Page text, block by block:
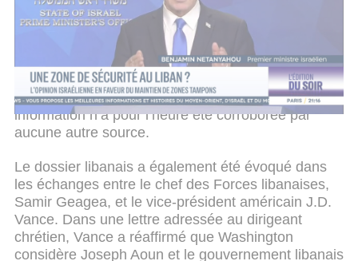
Parallèlement, la chaîne libanaise Al-Jadeed a
affirmé que les pourparlers entre Jérusalem et
Beyrouth pourraient également aborder la question
du retour de la dépouille du navigateur israélien
disparu Ron Arad, dans le cadre d’un éventuel
échange avec des détenus libanais. Cette
information n’a pour l’heure été corroborée par
aucune autre source.
Le dossier libanais a également été évoqué dans
les échanges entre le chef des Forces libanaises,
Samir Geagea, et le vice-président américain J.D.
Vance. Dans une lettre adressée au dirigeant
chrétien, Vance a réaffirmé que Washington
considère Joseph Aoun et le gouvernement libanais